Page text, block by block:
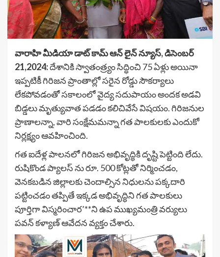
వారాహి మీడియా డాట్ కామ్ ఆన్ లైన్ న్యూస్, డిసెంబర్
21,2024:దేశానికి స్వాతంత్ర్యం సిద్ధించి 75 ఏళ్లు అయినా
ఇప్పటికీ గిరిజన ప్రాంతాల్లో సరైన రోడ్డు సౌకర్యాలు
లేకపోవడంతో సకాలంలో వైద్య సదుపాయం అందక అడవి
బిడ్డలు మృత్యువాత పడడం కలిచివేసే విషయం. గిరిజనుల
ప్రాణాలన్నా, వారి సంక్షేమమన్నా గత పాలకులకు ఎందుకో
నిర్లక్ష్యం ఆవహించింది.
గత ఐదేళ్ల పాలనలో గిరిజన అభివృద్ధికి దృష్టి పెట్టింది లేదు.
రుషికొండ ప్యాలస్ ను రూ. 500 కోట్లతో నిర్మించడం,
వెనకబడిన జిల్లాలకు చెందాల్సిన నిధులను పక్కదారి
పట్టించడం తప్పితే ఇక్కడ అభివృద్ధిని గత పాలకులు
పూర్తిగా విస్మరించార’**ని ఉప ముఖ్యమంత్రి వర్యులు
పవన్ కళ్యాణ్ ఆవేదన వ్యక్తం చేశారు.